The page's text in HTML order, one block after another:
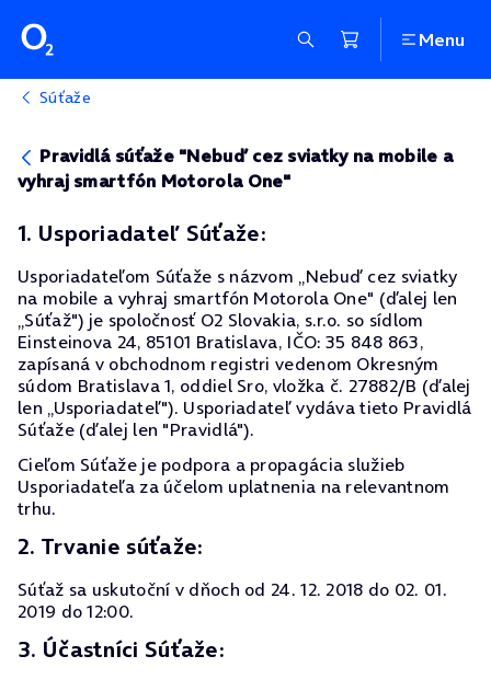
Menu
Súťaže
Pravidlá súťaže "Nebuď cez sviatky na mobile a
vyhraj smartfón Motorola One"
1. Usporiadateľ Súťaže:
Usporiadateľom Súťaže s názvom „Nebuď cez sviatky
na mobile a vyhraj smartfón Motorola One" (ďalej len
„Súťaž") je spoločnosť O2 Slovakia, s.r.o. so sídlom
Einsteinova 24, 85101 Bratislava, IČO: 35 848 863,
zapísaná v obchodnom registri vedenom Okresným
súdom Bratislava 1, oddiel Sro, vložka č. 27882/B (ďalej
len „Usporiadateľ"). Usporiadateľ vydáva tieto Pravidlá
Súťaže (ďalej len "Pravidlá").
Cieľom Súťaže je podpora a propagácia služieb
Usporiadateľa za účelom uplatnenia na relevantnom
trhu.
2. Trvanie súťaže:
Súťaž sa uskutoční v dňoch od 24. 12. 2018 do 02. 01.
2019 do 12:00.
3. Účastníci Súťaže: